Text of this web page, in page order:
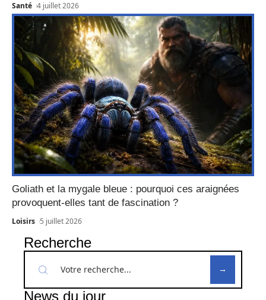
Santé 4 juillet 2026
Goliath et la mygale bleue : pourquoi ces araignées
provoquent-elles tant de fascination ?
Loisirs 5 juillet 2026
Recherche
News du jour